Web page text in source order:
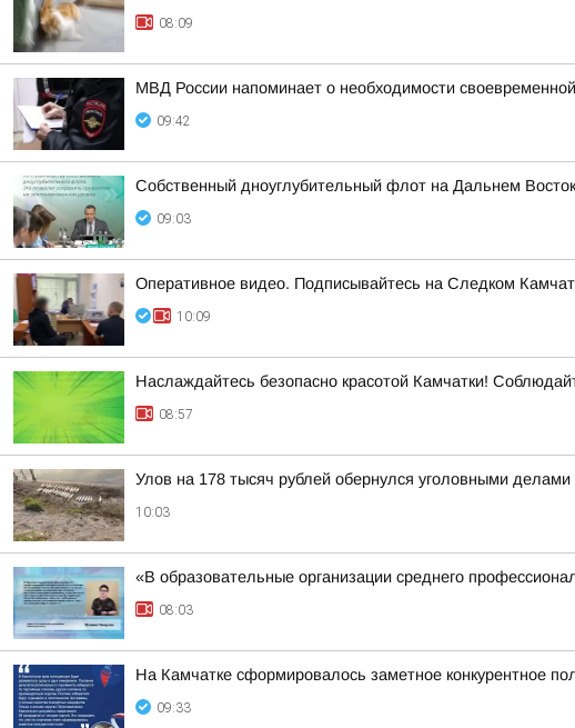
08:09
МВД России напоминает о необходимости
09:42
Собственный дноуглубительный флот на Дальнем
09:03
Оперативное видео. Подписывайтесь на Следком
10:09
Наслаждайтесь безопасно красотой Камчатки!
08:57
Улов на 178 тысяч рублей обернулся уголовными делами
10:03
«В образовательные организации среднего
08:03
На Камчатке сформировалось заметное конкурентное
09:33